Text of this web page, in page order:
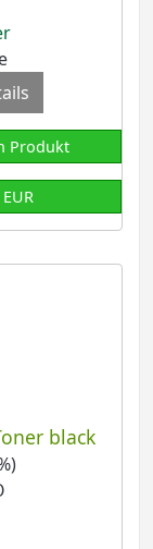
Produkt
black